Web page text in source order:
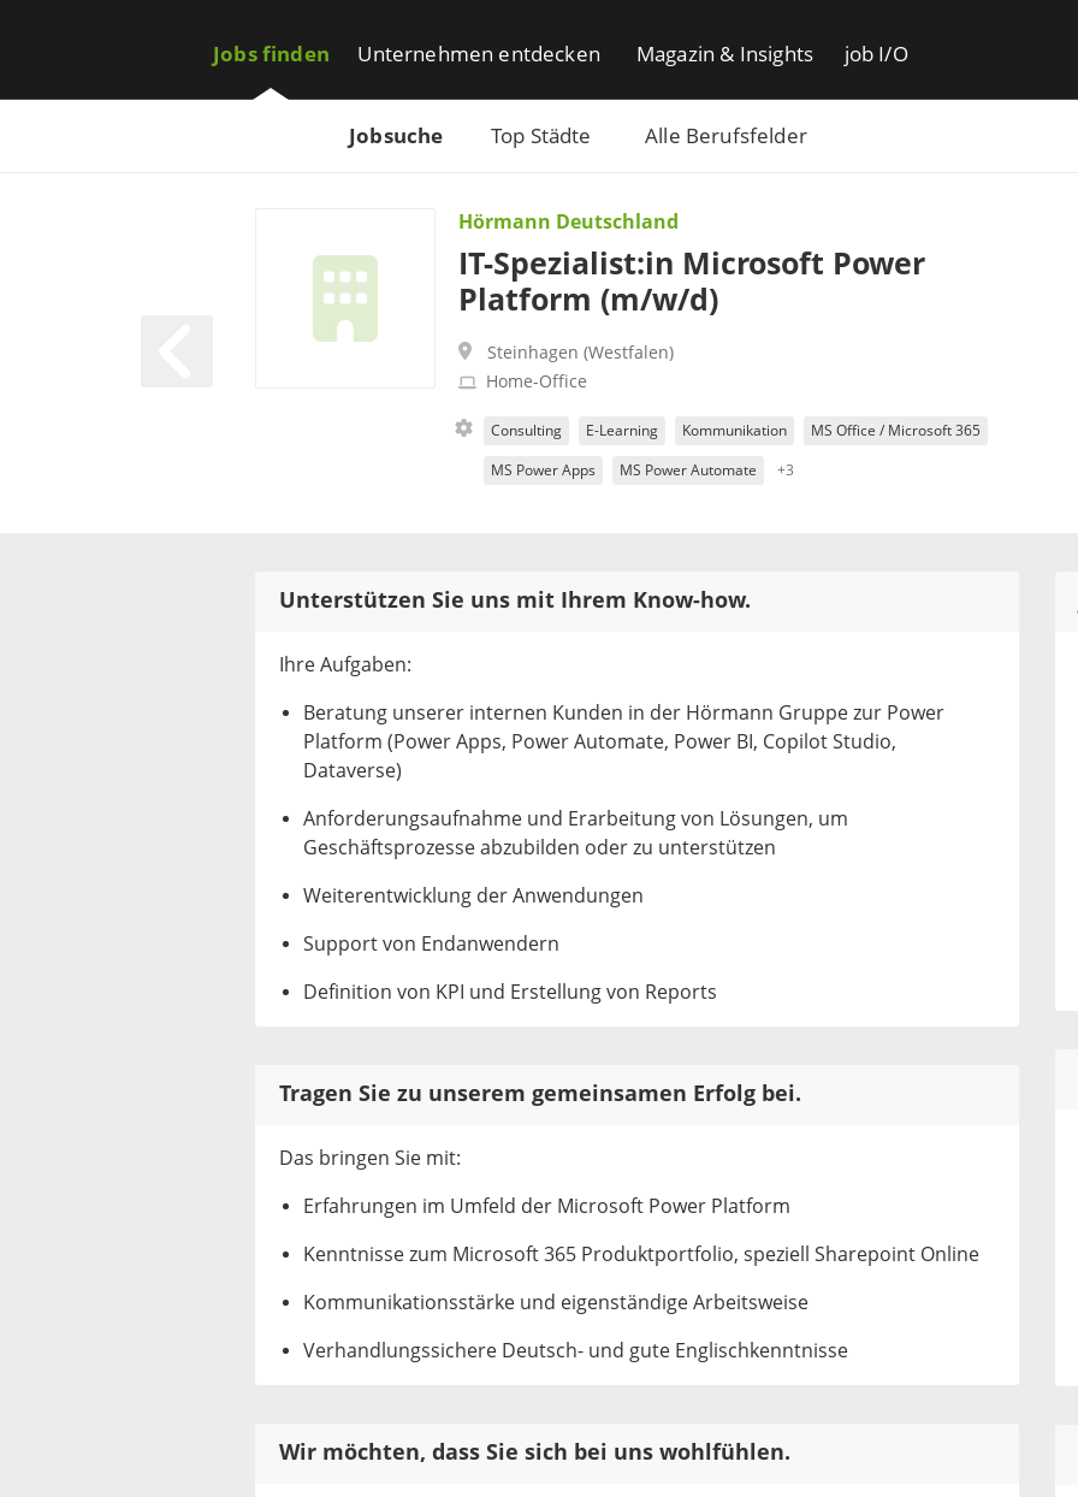
Jobs finden
Jobsuche Top Städte Alle Berufsfelder
Unternehmen entdecken Magazin & Insights job I/O
Hörmann Deutschland
IT-Spezialist:in Microsoft Power
Platform (m/w/d)
Steinhagen (Westfalen)
Home-Office
Consulting E-Learning Kommunikation MS Office / Microsoft 365
MS Power Apps MS Power Automate +3
Unterstützen Sie uns mit Ihrem Know-how.
Ihre Aufgaben:
Beratung unserer internen Kunden in der Hörmann Gruppe zur Power
Platform (Power Apps, Power Automate, Power BI, Copilot Studio,
Dataverse)
Anforderungsaufnahme und Erarbeitung von Lösungen, um
Geschäftsprozesse abzubilden oder zu unterstützen
Weiterentwicklung der Anwendungen
Support von Endanwendern
Definition von KPI und Erstellung von Reports
Tragen Sie zu unserem gemeinsamen Erfolg bei.
Das bringen Sie mit:
Erfahrungen im Umfeld der Microsoft Power Platform
Kenntnisse zum Microsoft 365 Produktportfolio, speziell Sharepoint Online
Kommunikationsstärke und eigenständige Arbeitsweise
Verhandlungssichere Deutsch- und gute Englischkenntnisse
Wir möchten, dass Sie sich bei uns wohlfühlen.